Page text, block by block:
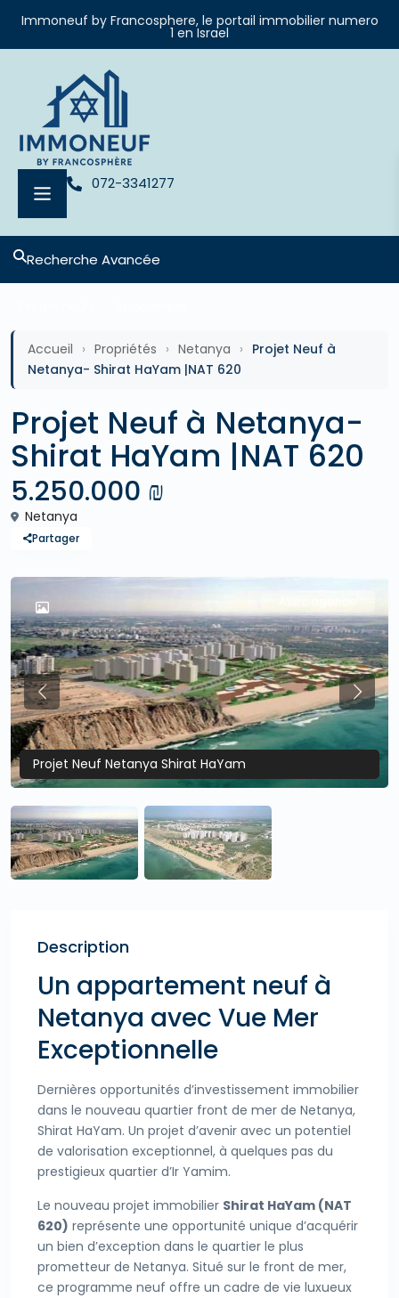
Immoneuf by Francosphere, le portail immobilier numero
1 en Israel
072-3341277
Recherche Avancée
Accueil › Propriétés › Netanya › Projet Neuf à
Netanya- Shirat HaYam |NAT 620
Projet Neuf à Netanya-
Shirat HaYam |NAT 620
5.250.000 ₪
Netanya
Partager
Projet Neuf Netanya Shirat HaYam
Previous
Description
Un appartement neuf à
Netanya avec Vue Mer
Exceptionnelle
Dernières opportunités d’investissement immobilier
dans le nouveau quartier front de mer de Netanya,
Shirat HaYam. Un projet d’avenir avec un potentiel
de valorisation exceptionnel, à quelques pas du
prestigieux quartier d’Ir Yamim.
Le nouveau projet immobilier Shirat HaYam (NAT
620) représente une opportunité unique d’acquérir
un bien d’exception dans le quartier le plus
prometteur de Netanya. Situé sur le front de mer,
ce programme neuf offre un cadre de vie luxueux